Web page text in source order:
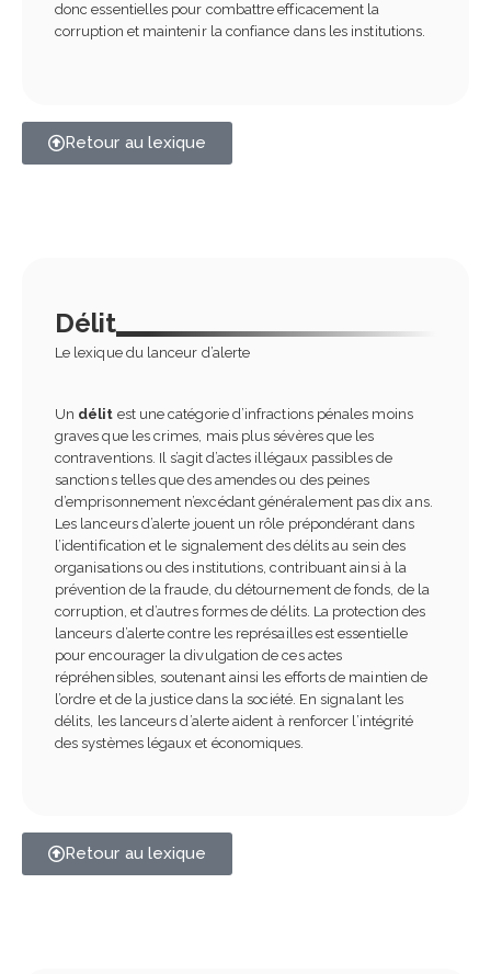
donc essentielles pour combattre efficacement la
corruption et maintenir la confiance dans les institutions.
Retour au lexique
Délit
Le lexique du lanceur d’alerte
Un délit est une catégorie d’infractions pénales moins
graves que les crimes, mais plus sévères que les
contraventions. Il s’agit d’actes illégaux passibles de
sanctions telles que des amendes ou des peines
d’emprisonnement n’excédant généralement pas dix ans.
Les lanceurs d’alerte jouent un rôle prépondérant dans
l’identification et le signalement des délits au sein des
organisations ou des institutions, contribuant ainsi à la
prévention de la fraude, du détournement de fonds, de la
corruption, et d’autres formes de délits. La protection des
lanceurs d’alerte contre les représailles est essentielle
pour encourager la divulgation de ces actes
répréhensibles, soutenant ainsi les efforts de maintien de
l’ordre et de la justice dans la société. En signalant les
délits, les lanceurs d’alerte aident à renforcer l’intégrité
des systèmes légaux et économiques.
Retour au lexique